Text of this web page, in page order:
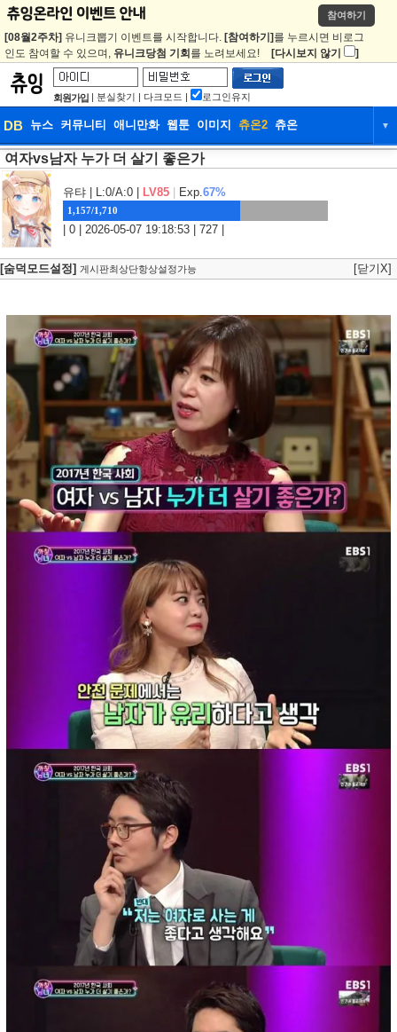
참여하기
[08월2주차] 유니크뽑기 이벤트를 시작합니다. [참여하기] 를 누르시면 비로그
인도 참여할 수 있으며, 유니크당첨 기회 를 노려보세요! [다시보지 않기 ]
회원가입 | 분실찾기 | 다크모드 | 로그인유지
DB 뉴스 커뮤니티 애니만화 웹툰 이미지 츄온2 츄온 ▼
DB 뉴스
웹툰 이미지
여자vs남자 누가 더 살기 좋은가
유탸 | L:0/A:0 | LV85 Exp.67%
1,157/1,710
| 0 | 2026-05-07 19:18:53 | 727 |
[숨덕모드설정] 게시판최상단항상설정가능 [닫기X]